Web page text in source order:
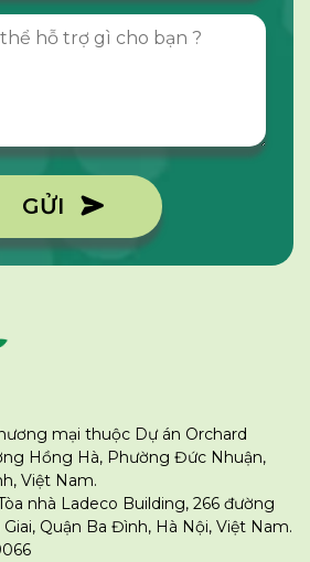
GỬI
mại thuộc Dự án Orchard
Hồng Hà, Phường Đức Nhuận,
Việt Nam.
nhà Ladeco Building, 266 đường
Quận Ba Đình, Hà Nội, Việt Nam.